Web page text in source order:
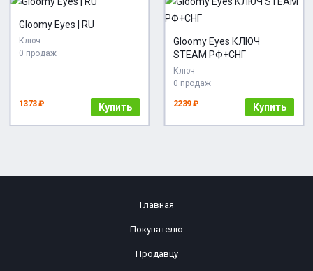
Gloomy Eyes | RU
Ключ
0 продаж
1373 ₽ Купить
Gloomy Eyes КЛЮЧ
STEAM РФ+СНГ
Ключ
0 продаж
2239 ₽ Купить
Главная
Покупателю
Продавцу